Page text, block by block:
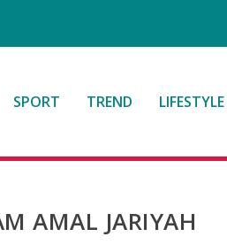
SPORT TREND LIFESTYLE
AMAL JARIYAH